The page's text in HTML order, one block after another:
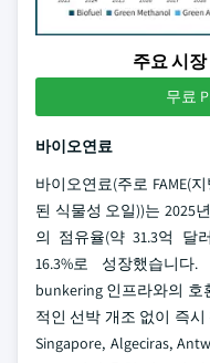
주요 시
무료
바이오연료
바이오연료(주로 FAME(
된 식물성 오일))는 2025
의 점유율(약 31.3억 달
16.3%로 성장했습니
bunkering 인프라와의 호
적인 선박 개조 없이 즉
Singapore, Algeciras,